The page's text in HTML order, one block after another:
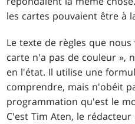
les cartes pouvaient être à
Le texte de règles que
carte n'a pas de couleur »,
en l'état. Il utilise une
comprendre, mais n'obéit
programmation qu'est le
C'est Tim Aten, le